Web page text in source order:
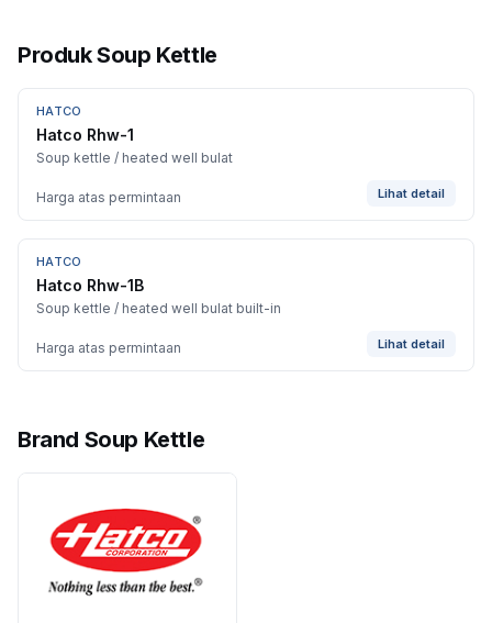
Produk Soup Kettle
HATCO
Hatco Rhw-1
Soup kettle / heated well bulat
Harga atas permintaan Lihat detail
HATCO
Hatco Rhw-1B
Soup kettle / heated well bulat built-in
Harga atas permintaan Lihat detail
Brand Soup Kettle